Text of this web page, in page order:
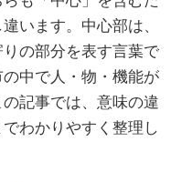
います。中心部は、
の部分を表す言葉で
中で人・物・機能が
記事では、意味の違
わかりやすく整理し